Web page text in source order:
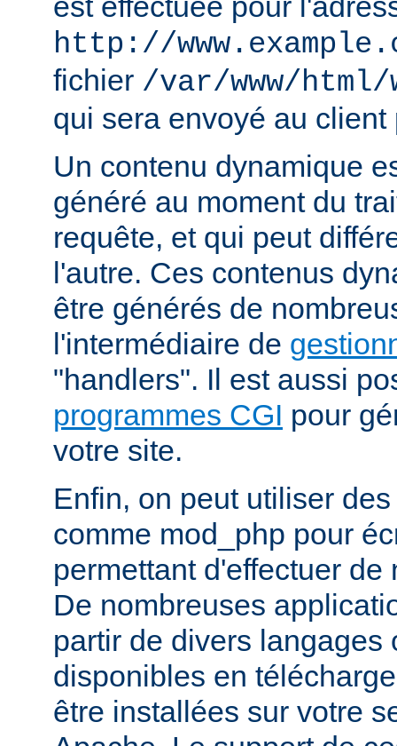
http://
fichier /var/www/
qui sera envoyé au client
Un contenu dynamique
généré au moment du
requête, et qui peut
l'autre. Ces contenus
être générés de
l'intermédiaire de
"handlers". Il est aussi
programmes CGI pour
votre site.
Enfin, on peut utiliser
comme mod_php pour
permettant d'effectuer
De nombreuses
partir de divers langages
disponibles en
être installées sur votre